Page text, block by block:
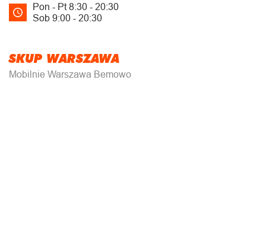
Pon - Pt 8:30 - 20:30
Sob 9:00 - 20:30
SKUP WARSZAWA
Mobilnie Warszawa Bemowo